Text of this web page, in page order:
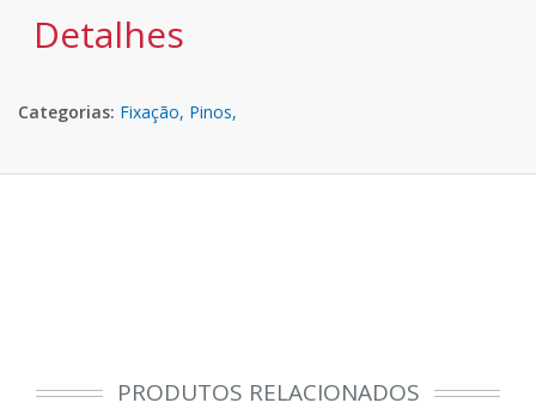
Detalhes
Categorias: Fixação, Pinos,
PRODUTOS RELACIONADOS